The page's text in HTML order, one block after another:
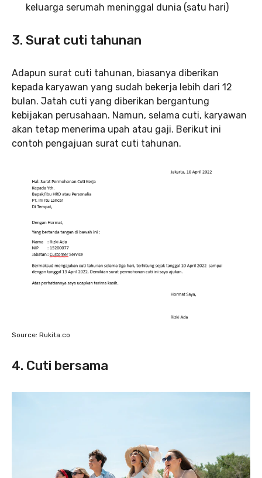
keluarga serumah meninggal dunia (satu hari)
3. Surat cuti tahunan
Adapun surat cuti tahunan, biasanya diberikan
kepada karyawan yang sudah bekerja lebih dari 12
bulan. Jatah cuti yang diberikan bergantung
kebijakan perusahaan. Namun, selama cuti, karyawan
akan tetap menerima upah atau gaji. Berikut ini
contoh pengajuan surat cuti tahunan.
Source: Rukita.co
4. Cuti bersama